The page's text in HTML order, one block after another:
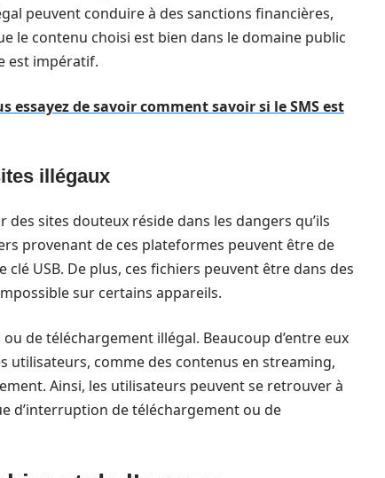
peuvent conduire à des sanctions financières,
le contenu choisi est bien dans le domaine public
est impératif.
essayez de savoir comment savoir si le SMS est
illégaux
sites douteux réside dans les dangers qu’ils
provenant de ces plateformes peuvent être de
USB. De plus, ces fichiers peuvent être dans des
sur certains appareils.
de téléchargement illégal. Beaucoup d’entre eux
comme des contenus en streaming,
Ainsi, les utilisateurs peuvent se retrouver à
d’interruption de téléchargement ou de